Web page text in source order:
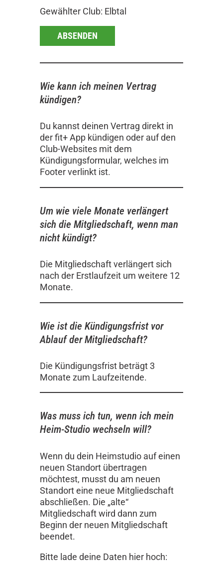
Gewählter Club: Elbtal
ABSENDEN
Wie kann ich meinen Vertrag
kündigen?
Du kannst deinen Vertrag direkt in
der fit+ App kündigen oder auf den
Club-Websites mit dem
Kündigungsformular, welches im
Footer verlinkt ist.
Um wie viele Monate verlängert
sich die Mitgliedschaft, wenn man
nicht kündigt?
Die Mitgliedschaft verlängert sich
nach der Erstlaufzeit um weitere 12
Monate.
Wie ist die Kündigungsfrist vor
Ablauf der Mitgliedschaft?
Die Kündigungsfrist beträgt 3
Monate zum Laufzeitende.
Was muss ich tun, wenn ich mein
Heim-Studio wechseln will?
Wenn du dein Heimstudio auf einen
neuen Standort übertragen
möchtest, musst du am neuen
Standort eine neue Mitgliedschaft
abschließen. Die „alte“
Mitgliedschaft wird dann zum
Beginn der neuen Mitgliedschaft
beendet.
Bitte lade deine Daten hier hoch: